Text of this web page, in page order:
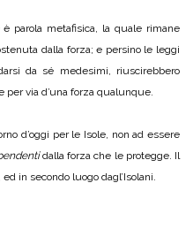
è parola metafisica, la quale rimane
dalla forza; e persino le leggi
da sé medesimi, riuscirebbero
via d’una forza qualunque.
d’oggi per le Isole, non ad essere
dalla forza che le protegge. Il
in secondo luogo dagl’Isolani.